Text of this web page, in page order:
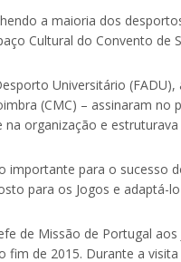
a maioria dos
Cultural do Convento de
Universitário (FADU),
(CMC) – assinaram no
organização e
para o sucesso
para os Jogos e adaptá-
de Missão de Portugal aos
fim de 2015. Durante a